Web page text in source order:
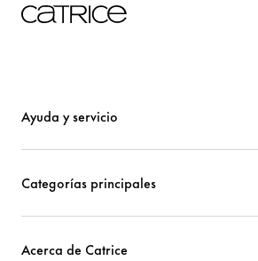
Ayuda y servicio
Categorías principales
Acerca de Catrice